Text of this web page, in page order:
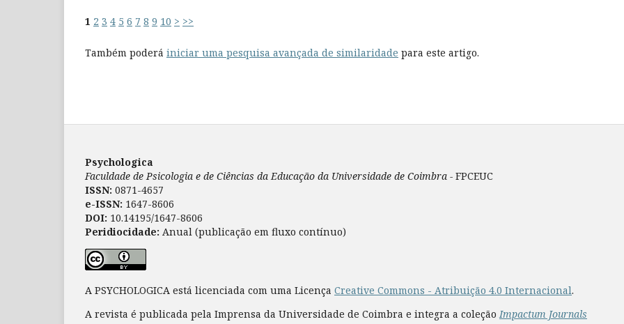
1 2 3 4 5 6 7 8 9 10 > >>
Também poderá iniciar uma pesquisa avançada de similaridade para este artigo.
Psychologica
Faculdade de Psicologia e de Ciências da Educação da Universidade de Coimbra - FPCEUC
ISSN: 0871-4657
e-ISSN: 1647-8606
DOI: 10.14195/1647-8606
Peridiocidade: Anual (publicação em fluxo contínuo)
A PSYCHOLOGICA está licenciada com uma Licença Creative Commons - Atribuição 4.0 Internacional.
A revista é publicada pela Imprensa da Universidade de Coimbra e integra a coleção Impactum Journals